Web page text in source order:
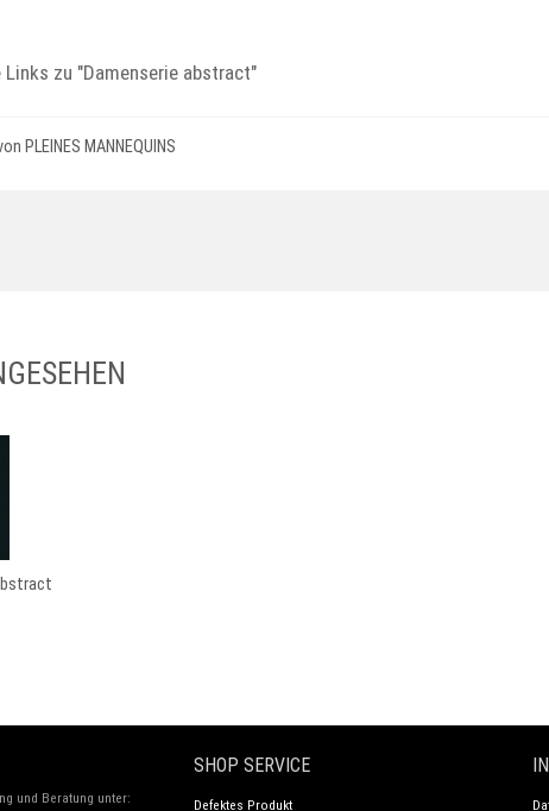
Links zu "Damenserie abstract"
PLEINES MANNEQUINS
und Beratung unter:
SHOP SERVICE
Defektes Produkt